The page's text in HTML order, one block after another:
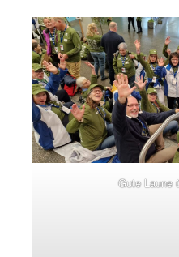
Gute Laune